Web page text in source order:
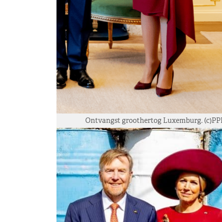
Ontvangst groothertog Luxemburg.